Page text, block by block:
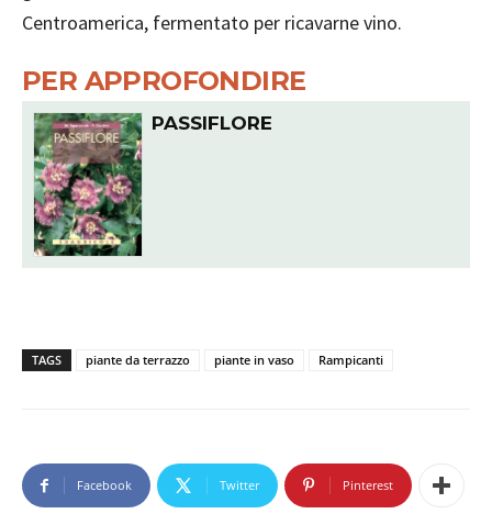
Centroamerica, fermentato per ricavarne vino.
PER APPROFONDIRE
PASSIFLORE
TAGS piante da terrazzo piante in vaso Rampicanti
Facebook Twitter Pinterest